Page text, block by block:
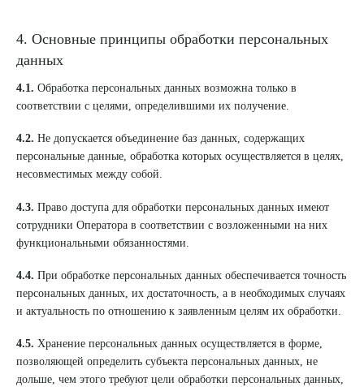
4. Основные принципы обработки персональных
данных
4.1. Обработка персональных данных возможна только в
соответствии с целями, определившими их получение.
4.2. Не допускается объединение баз данных, содержащих
персональные данные, обработка которых осуществляется в целях,
несовместимых между собой.
4.3. Право доступа для обработки персональных данных имеют
сотрудники Оператора в соответствии с возложенными на них
функциональными обязанностями.
4.4. При обработке персональных данных обеспечивается точность
персональных данных, их достаточность, а в необходимых случаях
и актуальность по отношению к заявленным целям их обработки.
4.5. Хранение персональных данных осуществляется в форме,
позволяющей определить субъекта персональных данных, не
дольше, чем этого требуют цели обработки персональных данных,